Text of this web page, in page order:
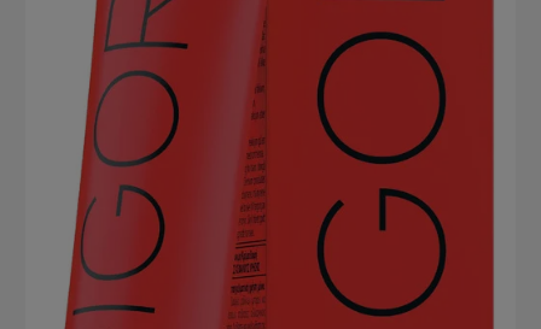
porösem Haar Bis zu 100% Weißabdeckung Ultimativer Farberhalt
Absolute Strähnentreue